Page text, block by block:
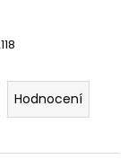
Hodnocení